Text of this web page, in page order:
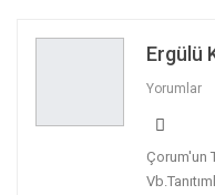
Ergülü
Yorumlar
Çorum'un